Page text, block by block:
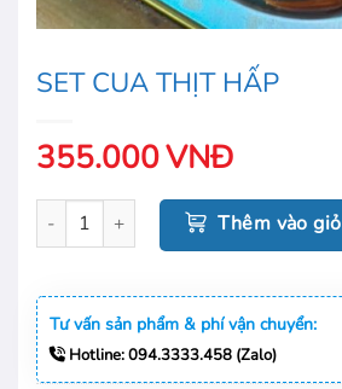
SET CUA THỊT HẤP
355.000VNĐ
SET CUA THỊT HẤP số lượngThêm vào giỏ
Tư vấn sản phẩm & phí vận chuyển:
Hotline: 094.3333.458 (Zalo)